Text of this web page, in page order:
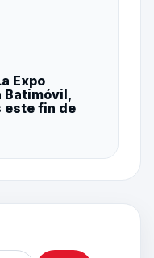
Expo
Batimóvil,
este fin de